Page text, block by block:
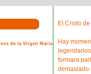
de la Virgen María
El Cristo
Hay
formara
demasiado